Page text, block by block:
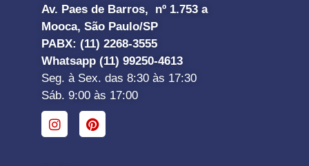
Av. Paes de Barros, nº 1.753 a
Mooca, São Paulo/SP
PABX: (11) 2268-3555
Whatsapp (11) 99250-4613
Seg. à Sex. das 8:30 às 17:30
Sáb. 9:00 às 17:00